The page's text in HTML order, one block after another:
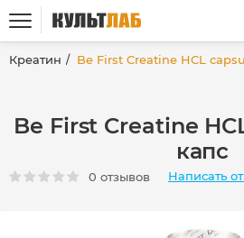
Креатин Be First Creatine HCL
Be First Creatine
капс
0 отзывов Написать